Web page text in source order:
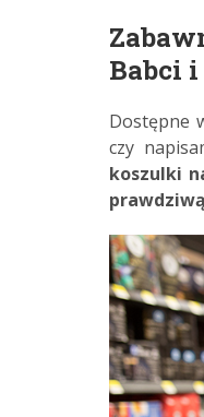
Babci
Dostępne
czy
koszulki